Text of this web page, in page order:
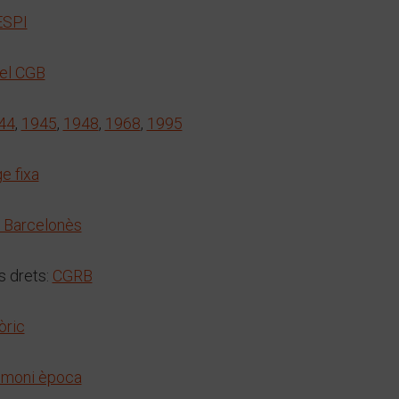
CGB
, 1945, 1948, 1968, 1995
fixa
Barcelonès
drets: CGRB
època